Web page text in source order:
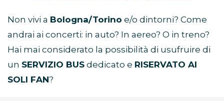
Non vivi a Bologna/Torino e/o dintorni? Come
andrai ai concerti: in auto? In aereo? O in treno?
Hai mai considerato la possibilità di usufruire di
un SERVIZIO BUS dedicato e RISERVATO AI
SOLI FAN?